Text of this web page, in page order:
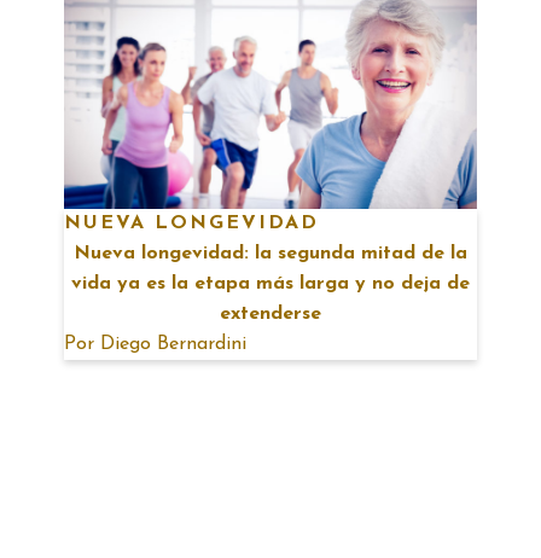
NUEVA LONGEVIDAD
Nueva longevidad: la segunda mitad de la
vida ya es la etapa más larga y no deja de
extenderse
Por Diego Bernardini